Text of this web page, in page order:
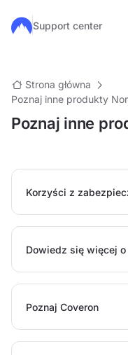
Przejdź do głównej treści
Support center
Strona główna
Poznaj inne produkty
Poznaj inne
Korzyści z
Dowiedz się więcej o
Poznaj Coveron